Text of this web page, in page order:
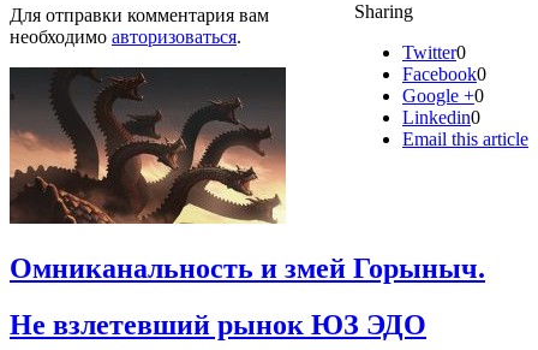
Sharing
Twitter0
Facebook0
Google +0
Linkedin0
Email this article
Для отправки комментария вам
необходимо авторизоваться.
Омниканальность и змей Горыныч.
Не взлетевший рынок ЮЗ ЭДО